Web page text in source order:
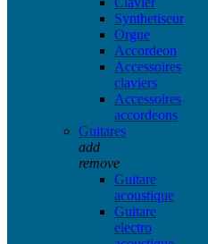
Synthetiseur
Orgue
Accordeon
Accessoires
claviers
Accessoires
accordeons
Guitares
add
remove
Guitare
acoustique
Guitare
electro